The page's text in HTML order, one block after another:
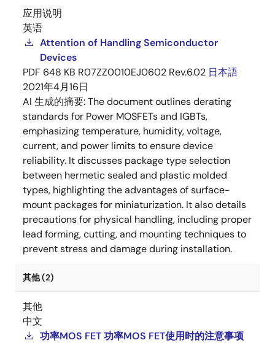
应用说明
英语
Attention of Handling Semiconductor
Devices
PDF 648 KB R07ZZ0010EJ0602 Rev.6.02 日本語
2021年4月16日
AI 生成的摘要:The document outlines derating
standards for Power MOSFETs and IGBTs,
emphasizing temperature, humidity, voltage,
current, and power limits to ensure device
reliability. It discusses package type selection
between hermetic sealed and plastic molded
types, highlighting the advantages of surface-
mount packages for miniaturization. It also details
precautions for physical handling, including proper
lead forming, cutting, and mounting techniques to
prevent stress and damage during installation.
其他 (2)
其他
中文
功率MOS FET 功率MOS FET使用时的注意事项